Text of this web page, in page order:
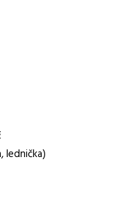
36 %, příplatky za
na směny
lednička)